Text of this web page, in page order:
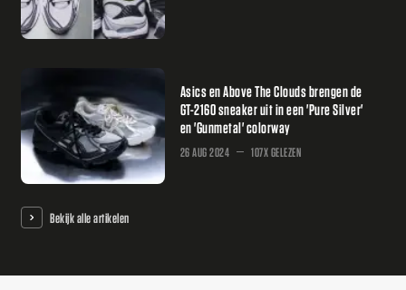
Asics en Above The Clouds brengen de
GT-2160 sneaker uit in een 'Pure Silver'
en 'Gunmetal' colorway
26 AUG 2024 107X GELEZEN
Bekijk alle artikelen